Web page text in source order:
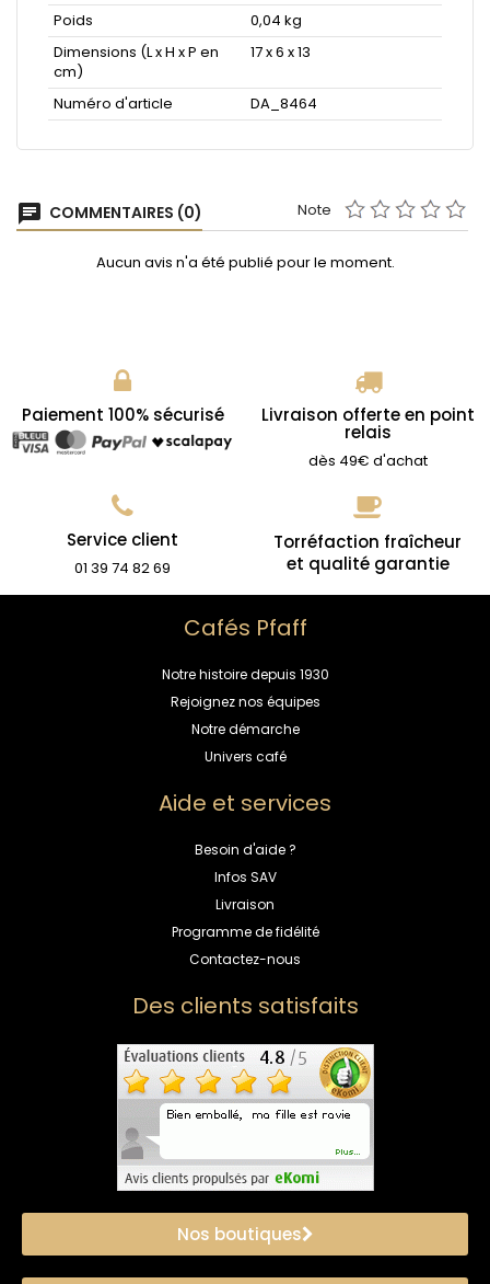
Poids
0,04 kg
Dimensions (L x H x P en
cm)
17 x 6 x 13
Numéro d'article DA_8464
chat COMMENTAIRES (0) Note
Aucun avis n'a été publié pour le moment.
Paiement 100% sécurisé Livraison offerte en point
relais
dès 49€ d'achat
Service client
01 39 74 82 69
Torréfaction fraîcheur
et qualité garantie
Cafés Pfaff
Notre histoire depuis 1930
Rejoignez nos équipes
Notre démarche
Univers café
Aide et services
Besoin d'aide ?
Infos SAV
Livraison
Programme de fidélité
Contactez-nous
Des clients satisfaits
Nos boutiques